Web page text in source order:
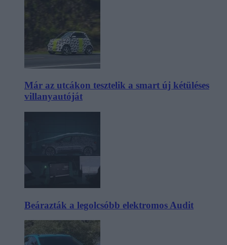
Már az utcákon tesztelik a smart új kétüléses
villanyautóját
Beárazták a legolcsóbb elektromos Audit